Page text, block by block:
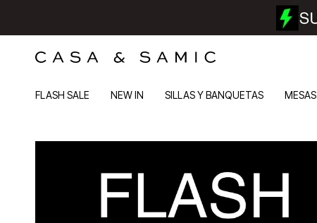
FLASH SALE NEW IN SILLAS Y BANQUETAS MESAS